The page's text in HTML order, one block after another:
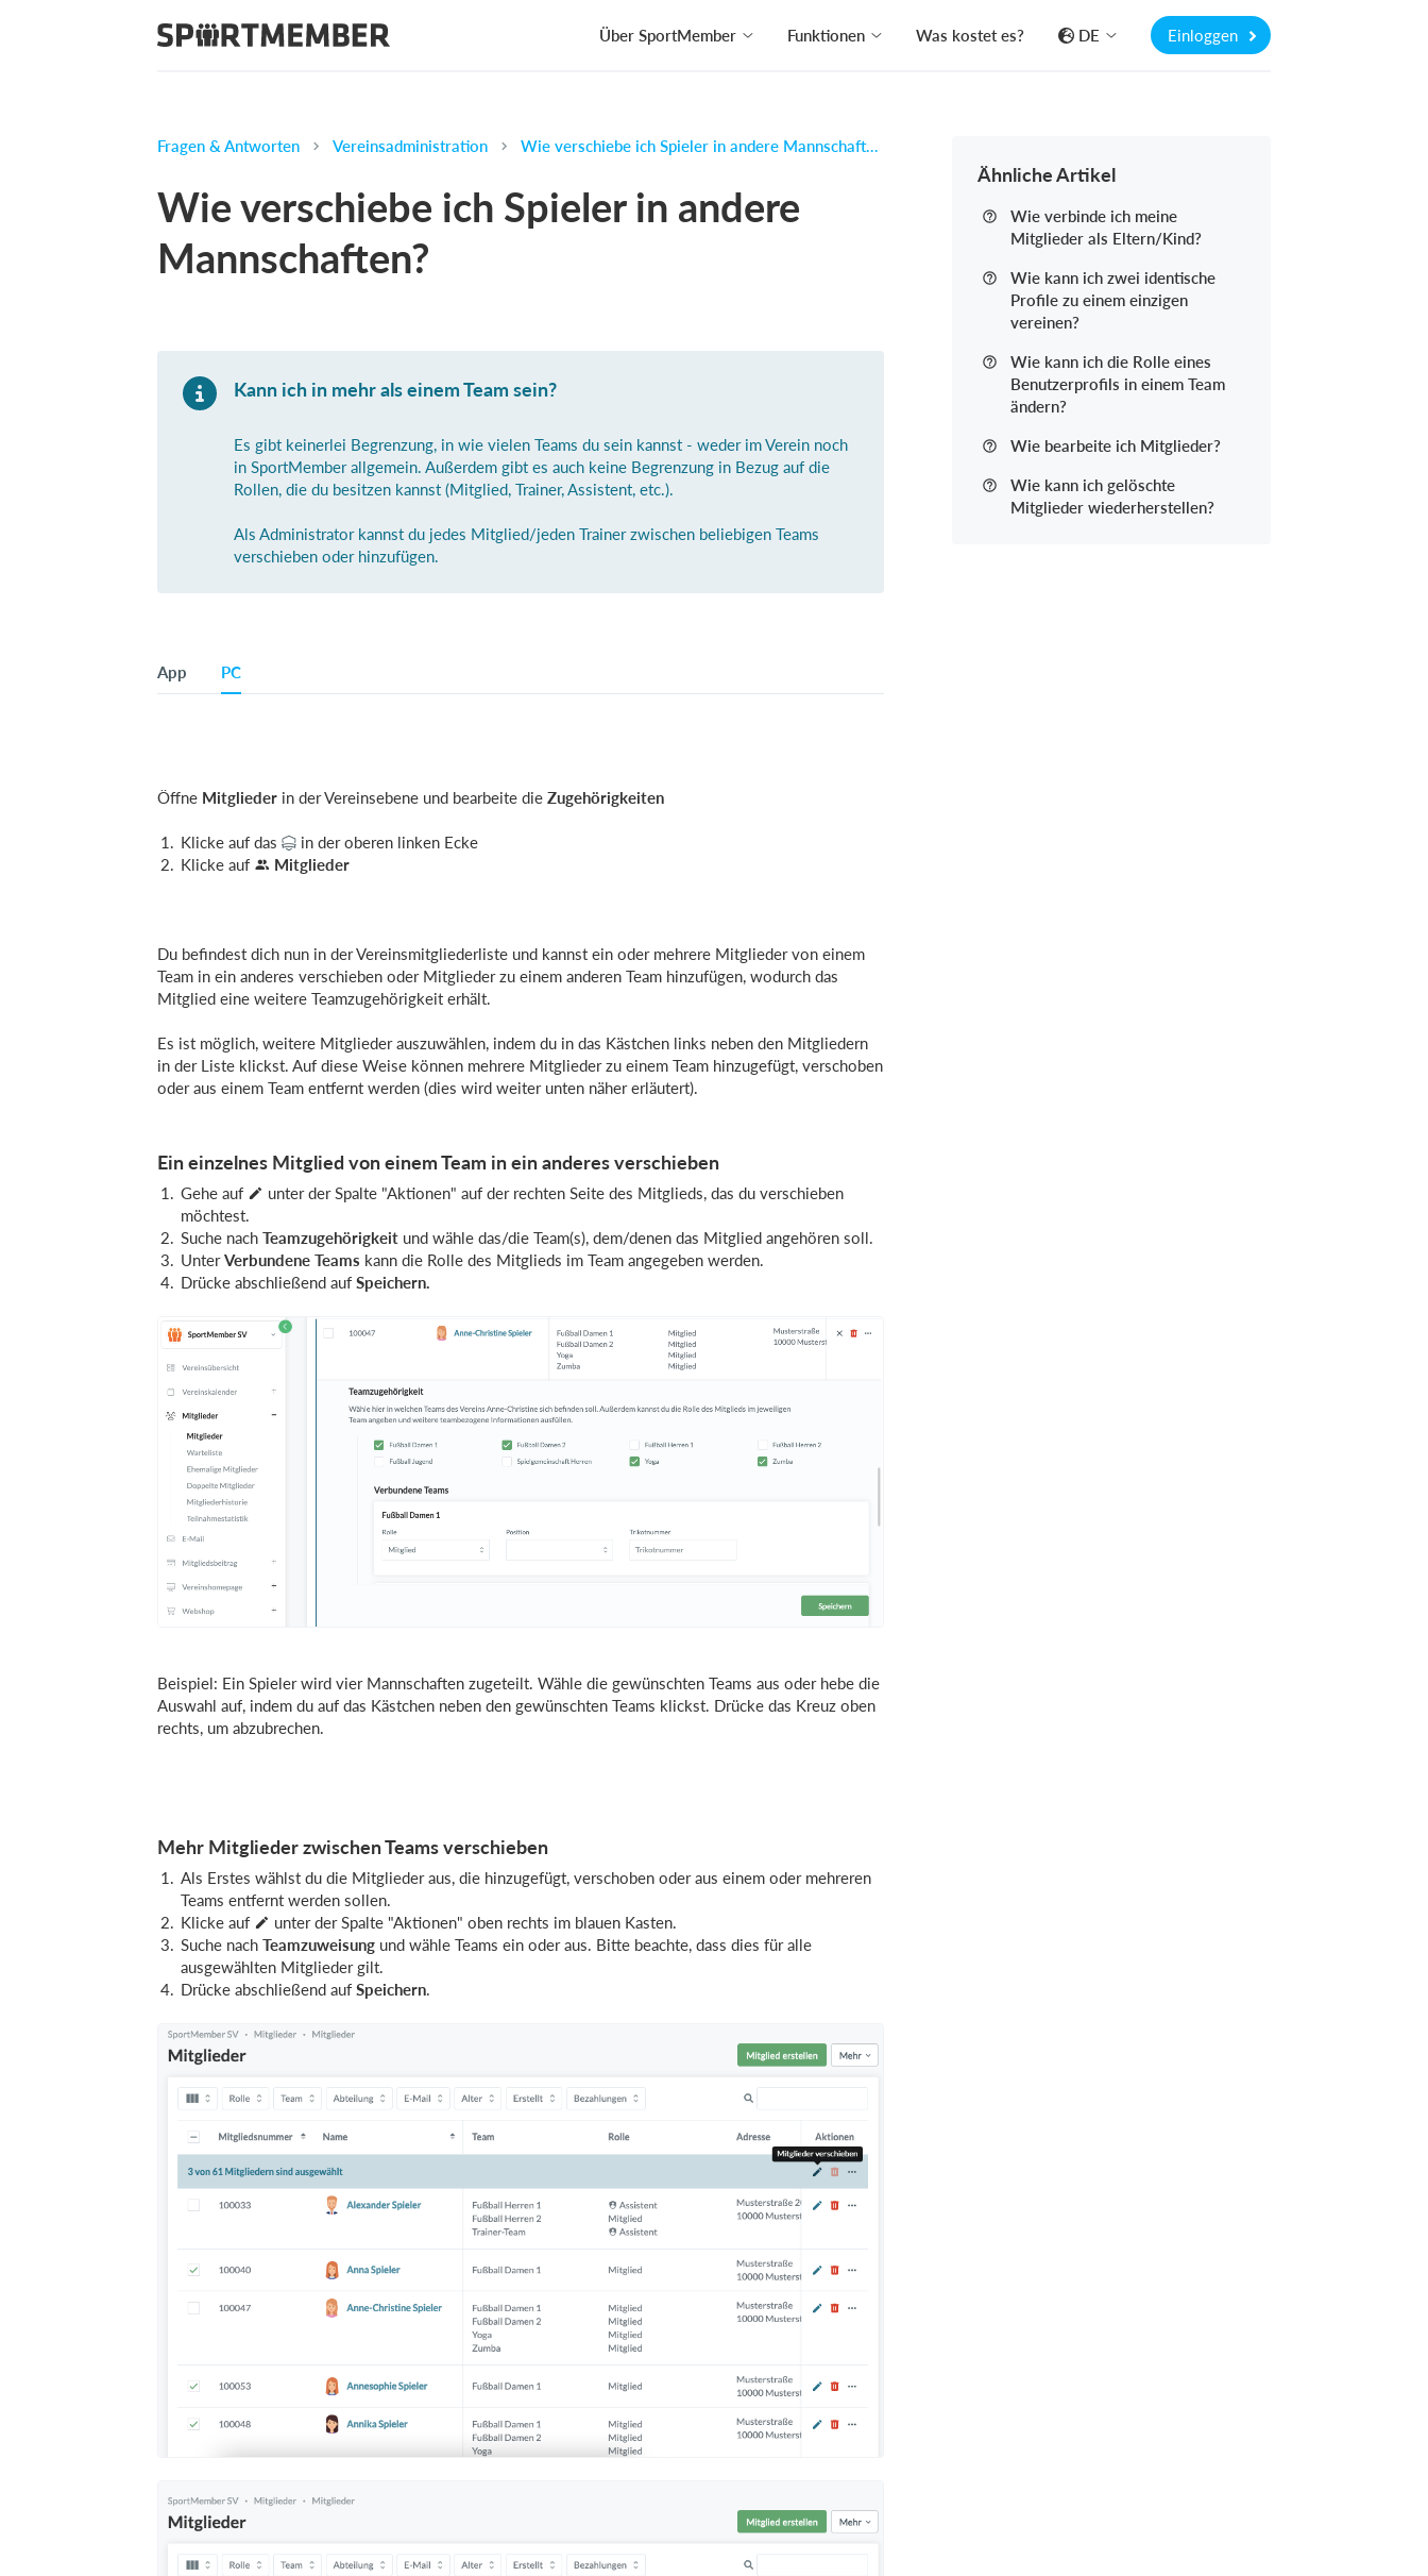
Über SportMember Funktionen Was kostet es? DE Einloggen
Fragen & Antworten Vereinsadministration Wie verschiebe ich Spieler in andere Mannschaften?
Wie verschiebe ich Spieler in andere
Mannschaften?
Kann ich in mehr als einem Team sein?
Es gibt keinerlei Begrenzung, in wie vielen Teams du sein kannst - weder im Verein noch
in SportMember allgemein. Außerdem gibt es auch keine Begrenzung in Bezug auf die
Rollen, die du besitzen kannst (Mitglied, Trainer, Assistent, etc.).
Als Administrator kannst du jedes Mitglied/jeden Trainer zwischen beliebigen Teams
verschieben oder hinzufügen.
App PC
Öffne Mitglieder in der Vereinsebene und bearbeite die Zugehörigkeiten
Klicke auf das
in der oberen linken Ecke
Klicke auf
Mitglieder
Du befindest dich nun in der Vereinsmitgliederliste und kannst ein oder mehrere Mitglieder von einem
Team in ein anderes verschieben oder Mitglieder zu einem anderen Team hinzufügen, wodurch das
Mitglied eine weitere Teamzugehörigkeit erhält.
Es ist möglich, weitere Mitglieder auszuwählen, indem du in das Kästchen links neben den Mitgliedern
in der Liste klickst. Auf diese Weise können mehrere Mitglieder zu einem Team hinzugefügt, verschoben
oder aus einem Team entfernt werden (dies wird weiter unten näher erläutert).
Ein einzelnes Mitglied von einem Team in ein anderes verschieben
Gehe auf
unter der Spalte "Aktionen" auf der rechten Seite des Mitglieds, das du verschieben
möchtest.
Suche nach Teamzugehörigkeit und wähle das/die Team(s), dem/denen das Mitglied angehören soll.
UnterVerbundene Teams kann die Rolle des Mitglieds im Team angegeben werden.
Drücke abschließend auf Speichern.
Beispiel: Ein Spieler wird vier Mannschaften zugeteilt. Wähle die gewünschten Teams aus oder hebe die
Auswahl auf, indem du auf das Kästchen neben den gewünschten Teams klickst. Drücke das Kreuz oben
rechts, um abzubrechen.
Mehr Mitglieder zwischen Teams verschieben
Als Erstes wählst du die Mitglieder aus, die hinzugefügt, verschoben oder aus einem oder mehreren
Teams entfernt werden sollen.
Klicke auf
unter der Spalte "Aktionen" oben rechts im blauen Kasten.
Suche nach Teamzuweisung und wähle Teams ein oder aus. Bitte beachte, dass dies für alle
ausgewählten Mitglieder gilt.
Drücke abschließend auf Speichern
Ähnliche Artikel
Wie verbinde ich meine
Mitglieder als Eltern/Kind?
Wie kann ich zwei identische
Profile zu einem einzigen
vereinen?
Wie kann ich die Rolle eines
Benutzerprofils in einem Team
ändern?
Wie bearbeite ich Mitglieder?
Wie kann ich gelöschte
Mitglieder wiederherstellen?